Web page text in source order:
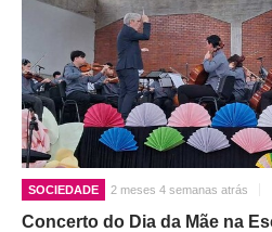
SOCIEDADE 2 meses 4 semanas atrás
Concerto do Dia da Mãe na